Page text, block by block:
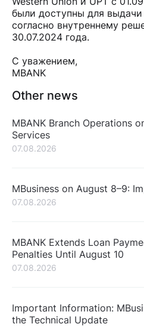
были доступны для выдачи
согласно внутреннему
30.07.2024 года.
С уважением,
MBANK
Other news
MBANK Branch Operations
Services
07.08.2026
MBusiness on August 8–9:
07.08.2026
MBANK Extends Loan
Penalties Until August 10
07.08.2026
Important Information:
the Technical Update